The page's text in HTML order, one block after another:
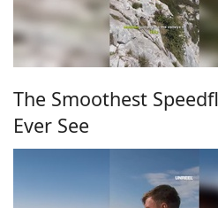
The Smoothest
Ever See